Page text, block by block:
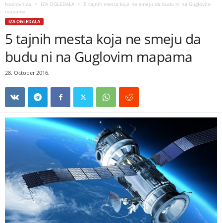
Naslovnica IZA OGLEDALA
5 tajnih mesta koja ne smeju da budu ni na Guglovim
mapama
IZA OGLEDALA
5 tajnih mesta koja ne smeju da
budu ni na Guglovim mapama
28. October 2016.